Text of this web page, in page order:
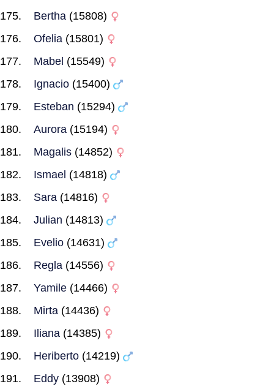
Bertha (15808)
Ofelia (15801)
Mabel (15549)
Ignacio (15400)
Esteban (15294)
Aurora (15194)
Magalis (14852)
Ismael (14818)
Sara (14816)
Julian (14813)
Evelio (14631)
Regla (14556)
Yamile (14466)
Mirta (14436)
Iliana (14385)
Heriberto (14219)
Eddy (13908)